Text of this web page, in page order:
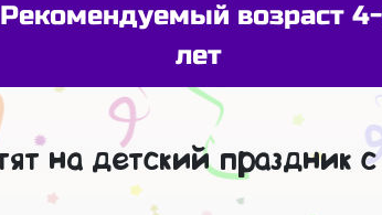
Рекомендуемый возраст
лет
на детский праздник